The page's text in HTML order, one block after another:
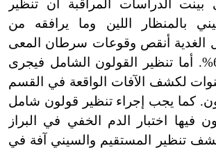
الدراسات المراقبة أن تنظير
بالمنظار اللين وما يرافقه من
الغدية أنقص وقوعات سرطان المعى
الغليظ بنسبة 60%. أما تنظير القولون الشامل فيجرى
كل 5-10 سنوات لكشف الآفات الواقعة في القسم
كما يجب إجراء تنظير قولون شامل
اختبار الدم الخفي في البراز
يكشف تنظير المستقيم والسيني آفة في